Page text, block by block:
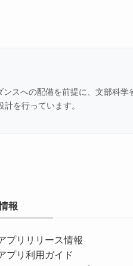
スへの配備を前提に、文部科学
を行っています。
報
プリリリース情報
プリ利用ガイド